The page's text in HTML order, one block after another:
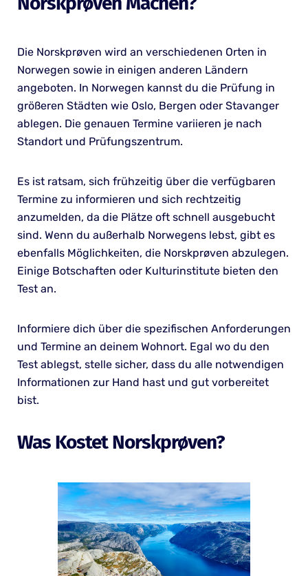
Die Norskprøven wird an verschiedenen Orten in
Norwegen sowie in einigen anderen Ländern
angeboten. In Norwegen kannst du die Prüfung in
größeren Städten wie Oslo, Bergen oder Stavanger
ablegen. Die genauen Termine variieren je nach
Standort und Prüfungszentrum.
Es ist ratsam, sich frühzeitig über die verfügbaren
Termine zu informieren und sich rechtzeitig
anzumelden, da die Plätze oft schnell ausgebucht
sind. Wenn du außerhalb Norwegens lebst, gibt es
ebenfalls Möglichkeiten, die Norskprøven abzulegen.
Einige Botschaften oder Kulturinstitute bieten den
Test an.
Informiere dich über die spezifischen Anforderungen
und Termine an deinem Wohnort. Egal wo du den
Test ablegst, stelle sicher, dass du alle notwendigen
Informationen zur Hand hast und gut vorbereitet
bist.
Was Kostet Norskprøven?